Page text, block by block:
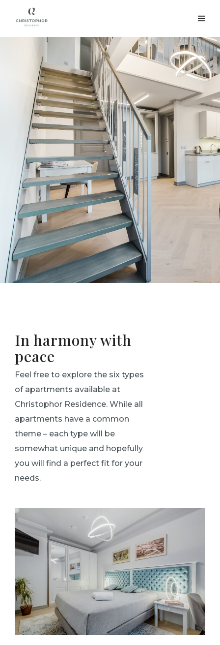
In harmony with
peace
Feel free to explore the six types
of apartments available at
Christophor Residence. While all
apartments have a common
theme – each type will be
somewhat unique and hopefully
you will find a perfect fit for your
needs.